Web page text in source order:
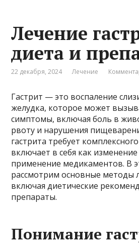
Лечение
диета и
22 декабря, 2024 Лечение
Гастрит — это воспаление
желудка, которое может
симптомы, включая боль в
рвоту и нарушения
гастрита требует
включает в себя как
применение медикаментов. В
рассмотрим основные методы
включая диетические
препараты.
Понимание